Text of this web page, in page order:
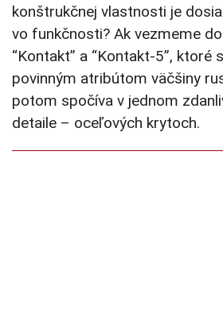
konštrukčnej vlastnosti je
vo funkčnosti? Ak vezmeme
“Kontakt” a “Kontakt-5”, ktoré
povinným atribútom väčšiny
potom spočíva v jednom
detaile – oceľových krytoch.